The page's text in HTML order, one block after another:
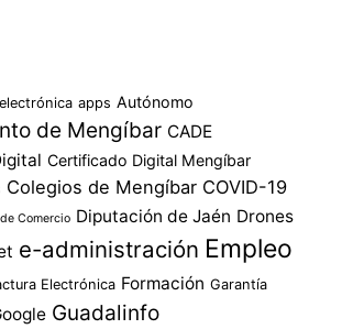
apps Autónomo
de Mengíbar CADE
Certificado Digital Mengíbar
Colegios de Mengíbar COVID-19
Comercio Diputación de Jaén Drones
e-administración Empleo
Electrónica Formación Garantía
Guadalinfo